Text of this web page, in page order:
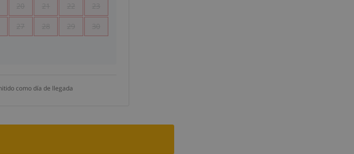
20 21 22 23
27 28 29 30
como día de llegada